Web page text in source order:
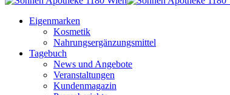
Eigenmarken
Kosmetik
Nahrungsergänzungsmittel
Tagebuch
News und Angebote
Veranstaltungen
Kundenmagazin